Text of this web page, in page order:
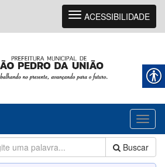
Navegação
ACESSIBILIDADE
Buscar